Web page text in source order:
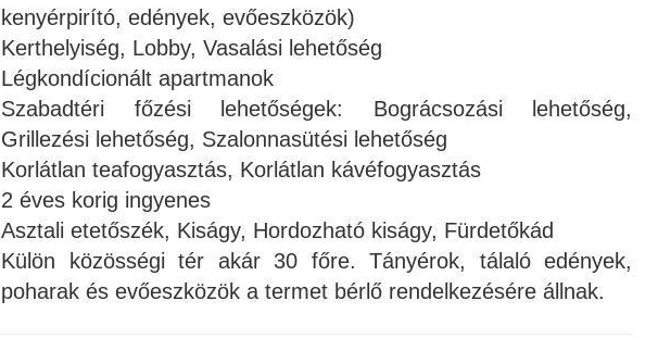
kenyérpirító, edények, evőeszközök)
Kerthelyiség, Lobby, Vasalási lehetőség
Légkondícionált apartmanok
Szabadtéri főzési lehetőségek: Bográcsozási lehetőség,
Grillezési lehetőség, Szalonnasütési lehetőség
Korlátlan teafogyasztás, Korlátlan kávéfogyasztás
2 éves korig ingyenes
Asztali etetőszék, Kiságy, Hordozható kiságy, Fürdetőkád
Külön közösségi tér akár 30 főre. Tányérok, tálaló edények,
poharak és evőeszközök a termet bérlő rendelkezésére állnak.